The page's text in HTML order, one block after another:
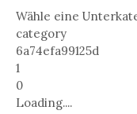
Wähle eine
category
6a74efa99125d
1
0
Loading....